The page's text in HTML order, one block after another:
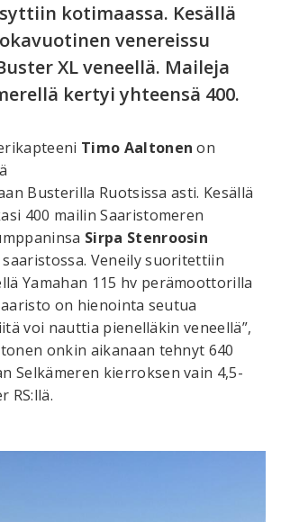
kotimaassa. Kesällä
venereissu
XL veneellä. Maileja
kertyi yhteensä 400.
Timo Aaltonen on
Busterilla Ruotsissa asti. Kesällä
400 mailin Saaristomeren
Sirpa Stenroosin
saaristossa. Veneily suoritettiin
Yamahan 115 hv perämoottorilla
on hienointa seutua
voi nauttia pienelläkin veneellä”,
onkin aikanaan tehnyt 640
Selkämeren kierroksen vain 4,5-
RS:llä.